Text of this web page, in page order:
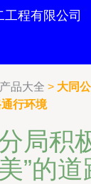
程有限公司
产品大全 > 大同
行环境
局积
”的